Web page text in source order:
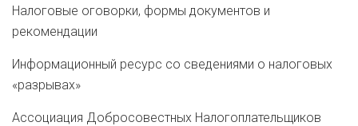
Налоговые оговорки, формы документов и
рекомендации
Информационный ресурс со сведениями о налоговых
«разрывах»
Ассоциация Добросовестных Налогоплательщиков